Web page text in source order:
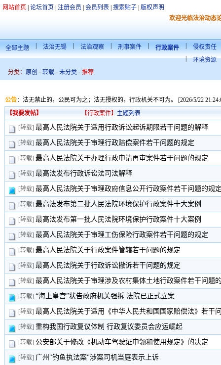
网站首页 论坛首页 注册会员 会员列表 搜索贴子 版权声明
欢迎光临法治动态
全部主题 法治无锡 法治观察 刑事案件 行政案件
侵权责任
|
环境资源
分类： 原创 - 转载 - 未分类 - 推荐
公告： 法无禁止的，公民可为之；法无授权的，行政机关不可为。 [2026/5/22
【我要发帖】
【行政案件】 主题列表
[转载] 最高人民法院关于适用行政诉讼起诉期限若干问题的解释
[转载] 最高人民法院关于审理行政赔偿案件若干问题的规定
[转载] 最高人民法院关于办理行政申请再审案件若干问题的规定
[转载] 最高法发布行政诉讼法司法解释
[转载] 最高人民法院关于审理政府信息公开行政案件若干问题的规
[转载] 最高法发布第二批人民法院环境保护行政案件十大案例
[转载] 最高法发布第一批人民法院环境保护行政案件十大案例
[转载] 最高人民法院关于审理工伤保险行政案件若干问题的规定
[转载] 最高人民法院关于行政案件管辖若干问题的规定
[转载] 最高人民法院关于行政诉讼撤诉若干问题的规定
[转载] 最高人民法院关于审理涉及农村集体土地行政案件若干问题
[转载] “海上皇宫”状告政府机关强拆 法院已正式立案
[转载] 最高人民法院关于适用《中华人民共和国国家赔偿法》若干
[转载] 重构我国行政复议体制 行政复议委员会应运崛起
[转载] 公安部关于修改《机动车驾驶证申领和使用规定》的决定
[转载] 广州"钓鱼执法案"涉案司机当庭表示上诉